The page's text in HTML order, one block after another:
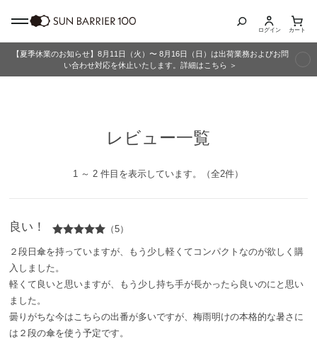
商品カテゴリ
メンズ
キッズ
サンバリア100について
ログイン カート
【夏季休業のお知らせ】8月11日（火）〜 8月16日（日）は出荷業務およびお問
い合わせ対応を休止いたします。詳細はこちら ＞
レビュー一覧
1 ～ 2 件目を表示しています。（全2件）
良い！ （5）
２段日傘を持っていますが、もう少し軽くてコンパクトなのが欲しく購
入しました。
軽くて良いと思いますが、もう少し持ち手が長かったら良いのにと思い
ました。
曇りがちな今はこちらの出番が多いですが、梅雨明けの本格的な暑さに
は２段の傘を使う予定です。